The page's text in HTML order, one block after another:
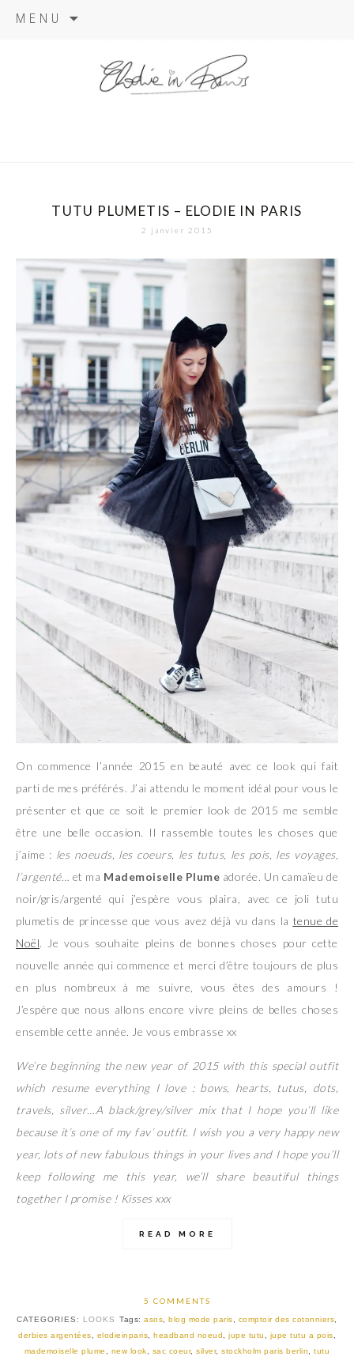
MENU
TUTU PLUMETIS – ELODIE IN PARIS
2 janvier 2015
On commence l’année 2015 en beauté avec ce look qui fait
parti de mes préférés. J’ai attendu le moment idéal pour vous le
présenter et que ce soit le premier look de 2015 me semble
être une belle occasion. Il rassemble toutes les choses que
j’aime : les noeuds, les coeurs, les tutus, les pois, les voyages,
l’argenté… et ma Mademoiselle Plume adorée. Un camaïeu de
noir/gris/argenté qui j’espère vous plaira, avec ce joli tutu
plumetis de princesse que vous avez déjà vu dans la tenue de
Noël. Je vous souhaite pleins de bonnes choses pour cette
nouvelle année qui commence et merci d’être toujours de plus
en plus nombreux à me suivre, vous êtes des amours !
J’espère que nous allons encore vivre pleins de belles choses
ensemble cette année. Je vous embrasse xx
We’re beginning the new year of 2015 with this special outfit
which resume everything I love : bows, hearts, tutus, dots,
travels, silver…A black/grey/silver mix that I hope you’ll like
because it’s one of my fav’ outfit. I wish you a very happy new
year, lots of new fabulous things in your lives and I hope you’ll
keep following me this year, we’ll share beautiful things
together I promise ! Kisses xxx
READ MORE
5 COMMENTS
CATEGORIES: LOOKS Tags:asos ,blog mode paris comptoir des cotonniers
derbies argentées
elodieinparis headband noeud jupe tutu jupe tutu a pois
mademoiselle plume
new look sac coeur,silver,stockholm paris berlin ,tutu